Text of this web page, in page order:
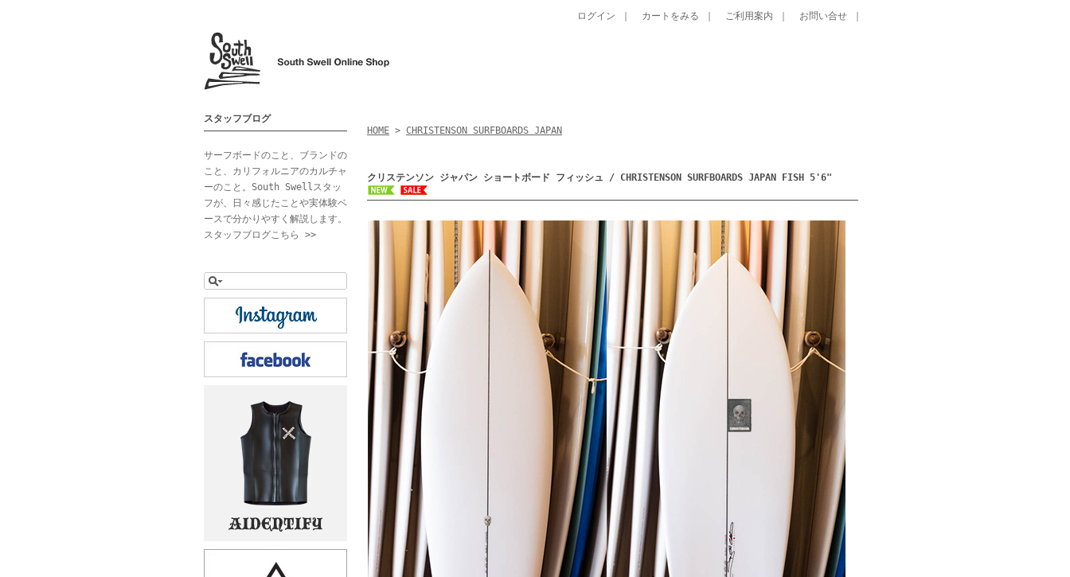
ログイン カートをみる ご利用案内 お問い合せ
スタッフブログ
サーフボードのこと、ブランドの
こと、カリフォルニアのカルチャ
ーのこと。South Swellスタッ
フが、日々感じたことや実体験ベ
ースで分かりやすく解説します。
スタッフブログこちら >>
HOME > CHRISTENSON SURFBOARDS JAPAN
クリステンソン ジャパン ショートボード フィッシュ / CHRISTENSON SURFBOARDS JAPAN FISH 5'6"